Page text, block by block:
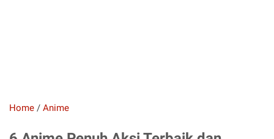
Home / Anime